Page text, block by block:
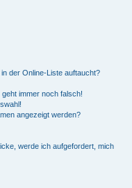
der Online-Liste auftaucht?
immer noch falsch!
angezeigt werden?
werde ich aufgefordert, mich